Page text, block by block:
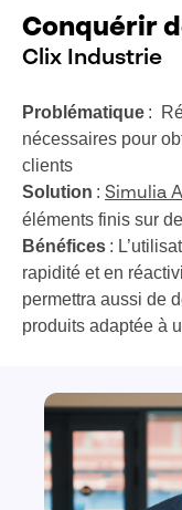
Conquérir
Clix Industrie
Problématique :
nécessaires pour
clients
Solution : Simulia
éléments finis sur
Bénéfices :
rapidité et en
permettra aussi de
produits adaptée à